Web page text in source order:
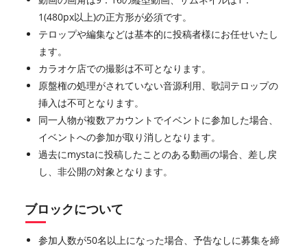
1(480px以上)の正方形が必須です。
テロップや編集などは基本的に投稿者様にお任せいたし
ます。
カラオケ店での撮影は不可となります。
原盤権の処理がされていない音源利用、歌詞テロップの
挿入は不可となります。
同一人物が複数アカウントでイベントに参加した場合、
イベントへの参加が取り消しとなります。
過去にmystaに投稿したことのある動画の場合、差し戻
し、非公開の対象となります。
ブロックについて
参加人数が50名以上になった場合、予告なしに募集を締